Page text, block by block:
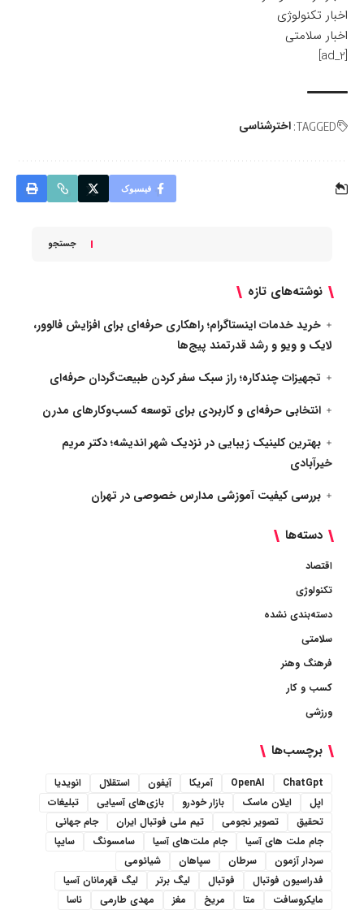
اخبار تکنولوژی
اخبار سلامتی
[ad_2]
TAGGED: اخترشناسی
فیسبوک
جستجو
نوشته‌های تازه
خرید خدمات اینستاگرام؛ راهکاری حرفه‌ای برای افزایش فالوور،
لایک و ویو و رشد قدرتمند پیج‌ها
تجهیزات چندکاره؛ راز سبک سفر کردن طبیعت‌گردان حرفه‌ای
انتخابی حرفه‌ای و کاربردی برای توسعه کسب‌وکارهای مدرن
بهترین کلینیک زیبایی در نزدیک شهر اندیشه؛ دکتر مریم
خیرآبادی
بررسی کیفیت آموزشی مدارس خصوصی در تهران
دسته‌ها
اقتصاد
تکنولوژی
دسته‌بندی نشده
سلامتی
فرهنگ وهنر
کسب و کار
ورزشی
برچسب‌ها
ChatGpt
OpenAI آمریکا آیفون استقلال
انویدیا
اپل
ایلان ماسک بازار خودرو بازی‌های آسیایی
تبلیغات
تحقیق
تصویر نجومی تیم ملی فوتبال ایران
جام جهانی
جام ملت های آسیا
جام ملت‌های آسیا سامسونگ
سایپا
سردار آزمون
سرطان سپاهان
شیائومی
فدراسیون فوتبال
فوتبال لیگ برتر
لیگ قهرمانان آسیا
مایکروسافت
متا مریخ مغز مهدی طارمی
ناسا